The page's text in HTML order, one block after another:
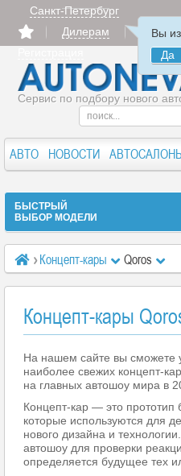
Санкт-Петербург
Вы
Да
Дилерам
Сервис по подбору нового
АВТО НОВОСТИ
БЫСТРЫЙ
ВЫБОР МОДЕЛИ
Концепт-кары Qoros
Концепт-кары
На нашем сайте вы сможете
наиболее свежих концепт-
на главных автошоу мира в
Концепт-кар — это прототип
которые используются для
нового дизайна и
автошоу для проверки
определяется будущее тех